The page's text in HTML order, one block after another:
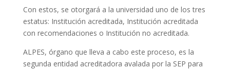
Con estos, se otorgará a la universidad uno de los tres
estatus: Institución acreditada, Institución acreditada
con recomendaciones o Institución no acreditada.
ALPES, órgano que lleva a cabo este proceso, es la
segunda entidad acreditadora avalada por la SEP para